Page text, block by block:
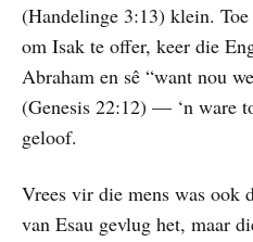
(Handelinge 3:13) klein.
om Isak te offer, keer die
Abraham en sê “want nou
(Genesis 22:12) — ‘n ware
geloof.
Vrees vir die mens was ook
van Esau gevlug het, maar